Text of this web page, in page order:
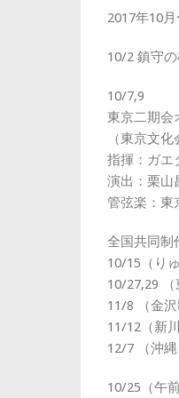
2017年10
10/2 鎮守
10/7,9
東京二期会
（東京文化
指揮：ガ
演出：栗山
管弦楽：東
全国共同制
10/15（り
10/27,29 （
11/8 （金沢
11/12（新
12/7 （沖
10/25（午